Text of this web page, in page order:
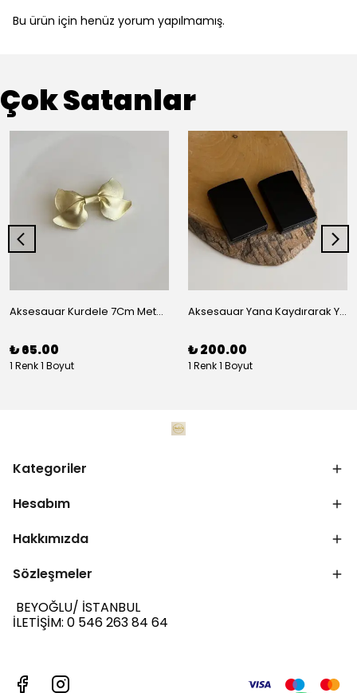
Bu ürün için henüz yorum yapılmamış.
Çok Satanlar
Aksesauar Kurdele 7Cm Metal Pens Toka
₺ 65.00
1 Renk 1 Boyut
Aksesauar Yana Kaydırarak Yanmalı Kum Siyah Çakmak
₺ 200.00
1 Renk 1 Boyut
Kategoriler
Hesabım
Hakkımızda
Sözleşmeler
BEYOĞLU/ İSTANBUL
İLETİŞİM: 0 546 263 84 64